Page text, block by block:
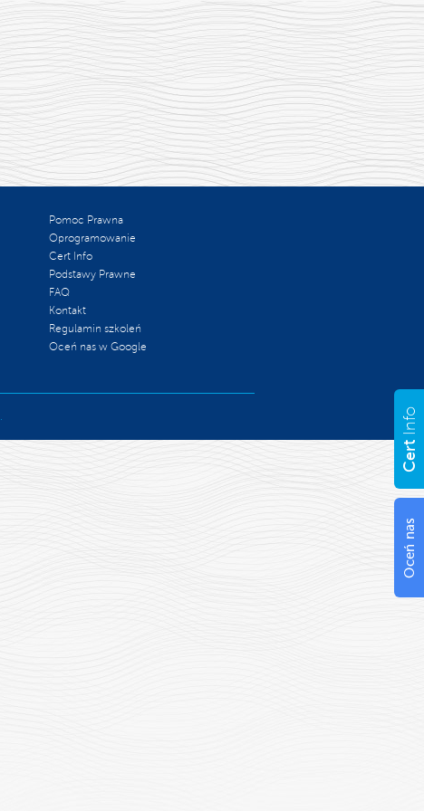
Cert
Info
Oceń nas
Pomoc Prawna
Oprogramowanie
Cert Info
Podstawy Prawne
FAQ
Kontakt
Regulamin szkoleń
Oceń nas w Google